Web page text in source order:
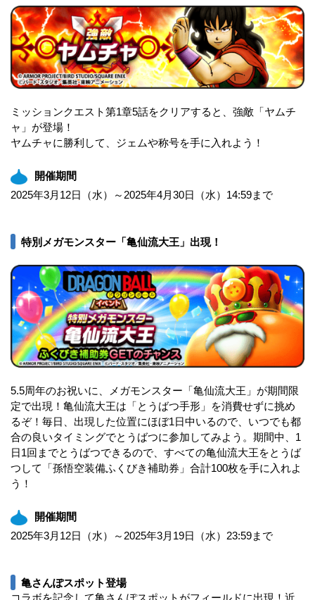
ミッションクエスト第1章5話をクリアすると、強敵「ヤムチ
ャ」が登場！
ヤムチャに勝利して、ジェムや称号を手に入れよう！
開催期間
2025年3月12日（水）～2025年4月30日（水）14:59まで
特別メガモンスター「亀仙流大王」出現！
5.5周年のお祝いに、メガモンスター「亀仙流大王」が期間限
定で出現！亀仙流大王は「とうばつ手形」を消費せずに挑め
るぞ！毎日、出現した位置にほぼ1日中いるので、いつでも都
合の良いタイミングでとうばつに参加してみよう。期間中、1
日1回までとうばつできるので、すべての亀仙流大王をとうば
つして「孫悟空装備ふくびき補助券」合計100枚を手に入れよ
う！
開催期間
2025年3月12日（水）～2025年3月19日（水）23:59まで
亀さんぽスポット登場